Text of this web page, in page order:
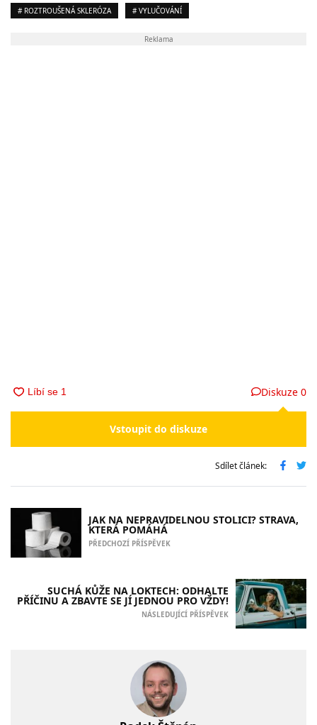
# ROZTROUŠENÁ SKLERÓZA # VYLUČOVÁNÍ
Reklama
Diskuze 0
Vstoupit do diskuze
Sdílet článek:
JAK NA NEPRAVIDELNOU STOLICI? STRAVA,
KTERÁ POMÁHÁ
PŘEDCHOZÍ PŘÍSPĚVEK
SUCHÁ KŮŽE NA LOKTECH: ODHALTE
PŘÍČINU A ZBAVTE SE JÍ JEDNOU PRO VŽDY!
NÁSLEDUJÍCÍ PŘÍSPĚVEK